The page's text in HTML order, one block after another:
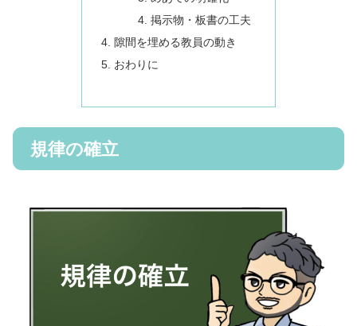
掲示物・板書の工夫
隙間を埋める教員の動き
おわりに
規律の確立